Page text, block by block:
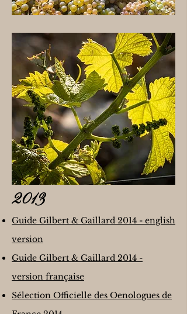
2013
Guide Gilbert & Gaillard 2014 - english
version
Guide Gilbert & Gaillard 2014 -
version française
Sélection Officielle des Oenologues de